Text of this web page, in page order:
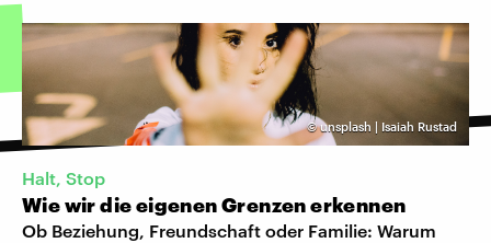
©unsplash | Isaiah Rustad
Halt, Stop
Wie wir die eigenen Grenzen erkennen
Ob Beziehung, Freundschaft oder Familie: Warum